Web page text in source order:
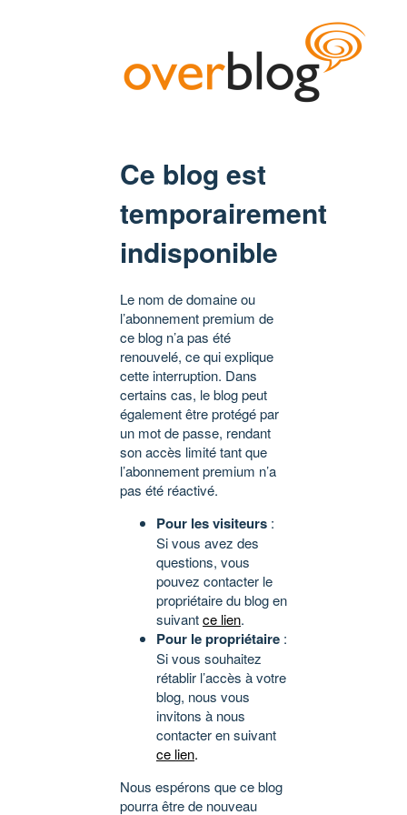
Ce blog est
temporairement
indisponible
Le nom de domaine ou
l’abonnement premium de
ce blog n’a pas été
renouvelé, ce qui explique
cette interruption. Dans
certains cas, le blog peut
également être protégé par
un mot de passe, rendant
son accès limité tant que
l’abonnement premium n’a
pas été réactivé.
Pour les visiteurs :
Si vous avez des
questions, vous
pouvez contacter le
propriétaire du blog en
suivantce lien.
Pour le propriétaire :
Si vous souhaitez
rétablir l’accès à votre
blog, nous vous
invitons à nous
contacter en suivant
ce lien.
Nous espérons que ce blog
pourra être de nouveau